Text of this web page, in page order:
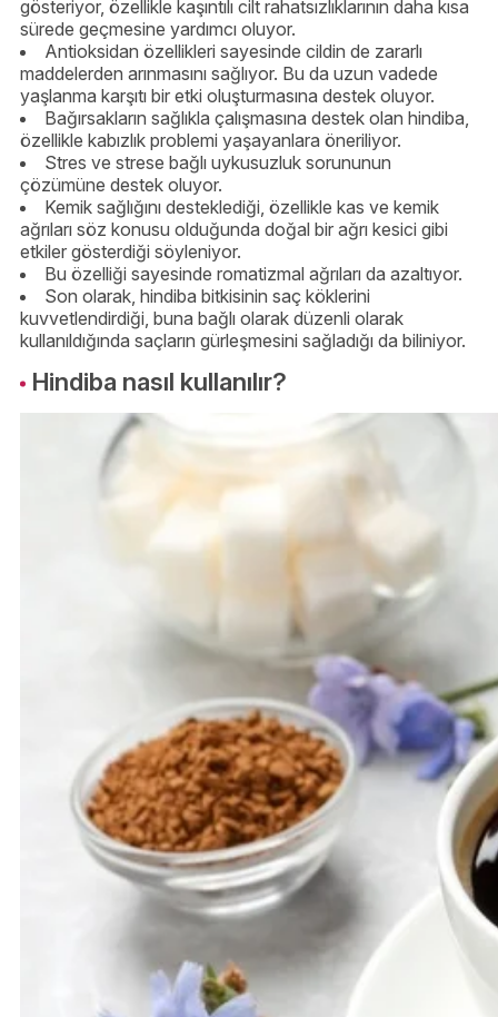
gösteriyor, özellikle kaşıntılı cilt rahatsızlıklarının daha kısa
sürede geçmesine yardımcı oluyor.
Antioksidan özellikleri sayesinde cildin de zararlı
maddelerden arınmasını sağlıyor. Bu da uzun vadede
yaşlanma karşıtı bir etki oluşturmasına destek oluyor.
Bağırsakların sağlıkla çalışmasına destek olan hindiba,
özellikle kabızlık problemi yaşayanlara öneriliyor.
Stres ve strese bağlı uykusuzluk sorununun
çözümüne destek oluyor.
Kemik sağlığını desteklediği, özellikle kas ve kemik
ağrıları söz konusu olduğunda doğal bir ağrı kesici gibi
etkiler gösterdiği söyleniyor.
Bu özelliği sayesinde romatizmal ağrıları da azaltıyor.
Son olarak, hindiba bitkisinin saç köklerini
kuvvetlendirdiği, buna bağlı olarak düzenli olarak
kullanıldığında saçların gürleşmesini sağladığı da biliniyor.
Hindiba nasıl kullanılır?